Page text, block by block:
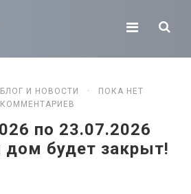
БЛОГ И НОВОСТИ
· ПОКА НЕТ
КОММЕНТАРИЕВ
по 23.07.2026
дом будет закрыт!